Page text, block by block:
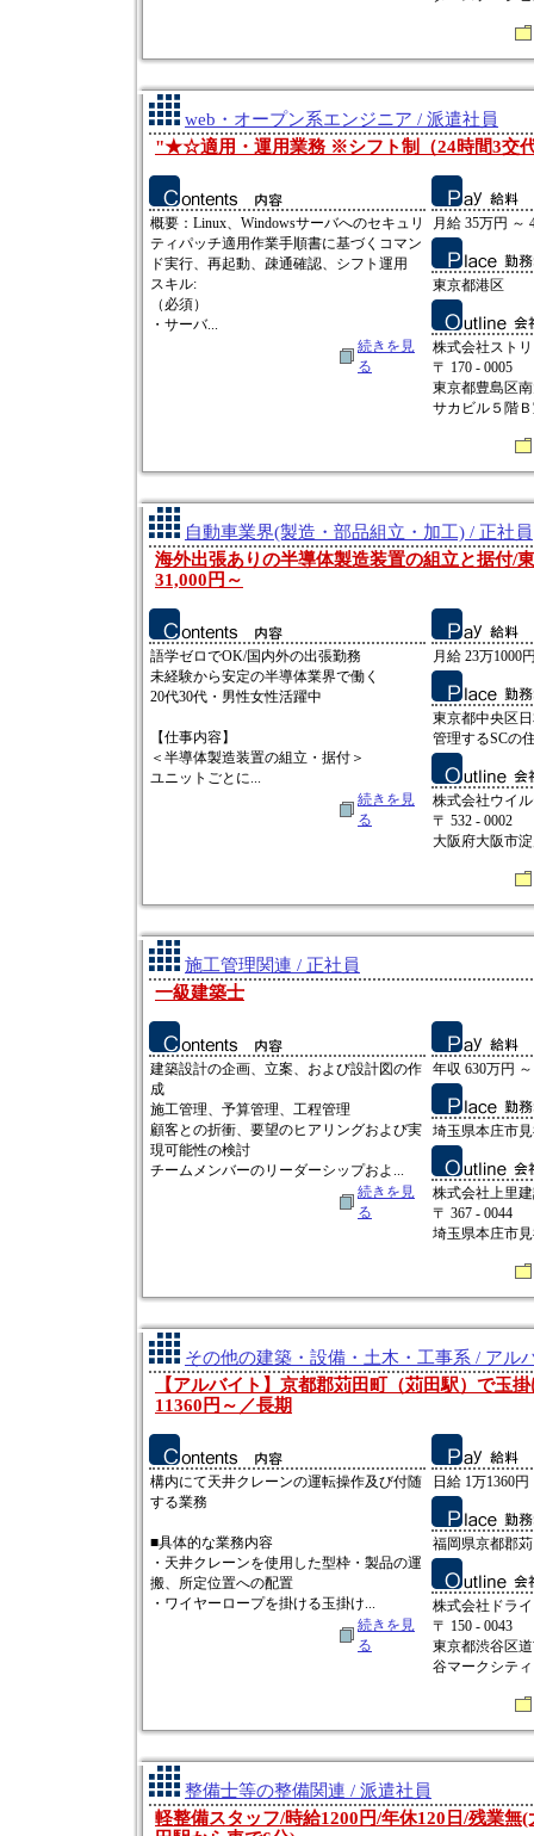
web・オープン系エンジニア / 派遣社員
"★☆適用・運用業務 ※シフト制（24時間3
概要：Linux、Windowsサーバへのセキュリ
ティパッチ適用作業手順書に基づくコマン
ド実行、再起動、疎通確認、シフト運用
スキル:
（必須）
・サーバ...
続きを見
る
月給 35万円 ～
東京都港区
株式会社スト
〒 170 - 0005
東京都豊島区
サカビル５階
自動車業界(製造・部品組立・加工) / 正社員
海外出張ありの半導体製造装置の組立と据付/
31,000円～
語学ゼロでOK/国内外の出張勤務
未経験から安定の半導体業界で働く
20代30代・男性女性活躍中
【仕事内容】
＜半導体製造装置の組立・据付＞
ユニットごとに...
続きを見
る
月給 23万1000
東京都中央区
管理するSCの
株式会社ウイ
〒 532 - 0002
大阪府大阪市
施工管理関連 / 正社員
一級建築士
建築設計の企画、立案、および設計図の作
成
施工管理、予算管理、工程管理
顧客との折衝、要望のヒアリングおよび実
現可能性の検討
チームメンバーのリーダーシップおよ...
続きを見
る
年収 630万円
埼玉県本庄市
株式会社上里
〒 367 - 0044
埼玉県本庄市
その他の建築・設備・土木・工事系 / アル
【アルバイト】京都郡苅田町（苅田駅）で玉
11360円～／長期
構内にて天井クレーンの運転操作及び付随
する業務
■具体的な業務内容
・天井クレーンを使用した型枠・製品の運
搬、所定位置への配置
・ワイヤーロープを掛ける玉掛け...
続きを見
る
日給 1万1360円
福岡県京都郡
株式会社ドラ
〒 150 - 0043
東京都渋谷区
谷マークシテ
整備士等の整備関連 / 派遣社員
軽整備スタッフ/時給1200円/年休120日/残業無